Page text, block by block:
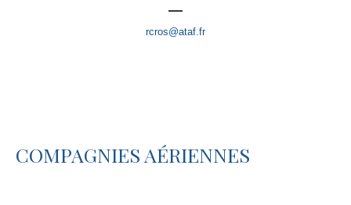
rcros@ataf.fr
COMPAGNIES AÉRIENNES